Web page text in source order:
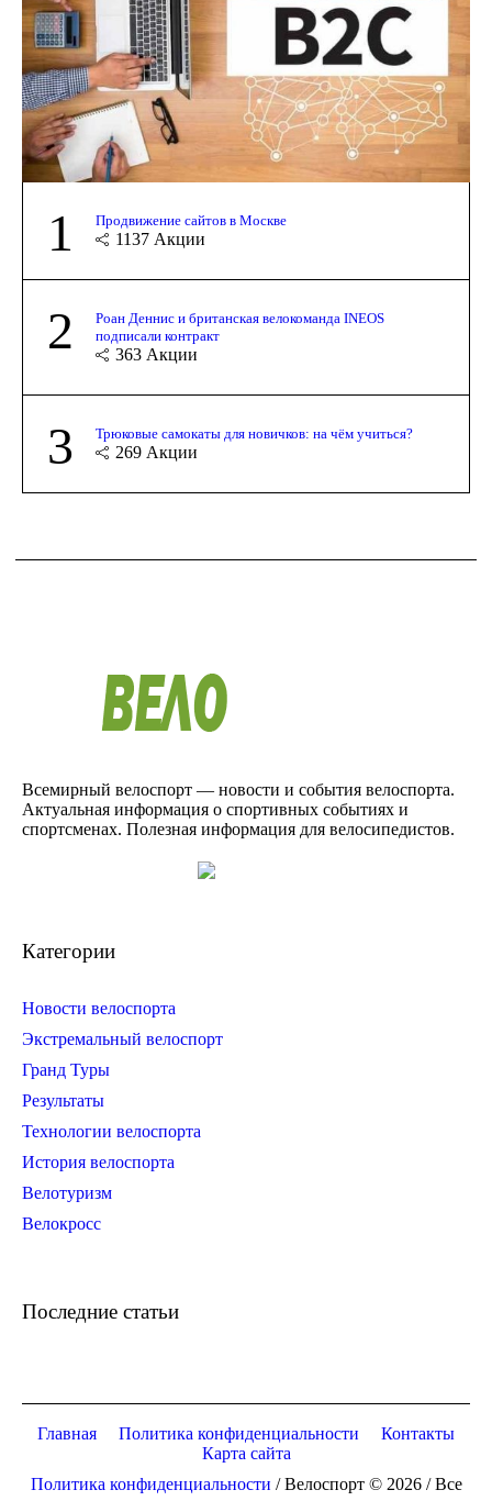
1 Продвижение сайтов в Москве
1137 Акции
2
Роан Деннис и британская велокоманда INEOS
подписали контракт
363 Акции
3 Трюковые самокаты для новичков: на чём учиться?
269 Акции
Всемирный велоспорт — новости и события велоспорта.
Актуальная информация о спортивных событиях и
спортсменах. Полезная информация для велосипедистов.
Категории
Новости велоспорта
Экстремальный велоспорт
Гранд Туры
Результаты
Технологии велоспорта
История велоспорта
Велотуризм
Велокросс
Последние статьи
Главная Политика конфиденциальности
Контакты
Карта сайта
Политика конфиденциальности / Велоспорт © 2026 / Все